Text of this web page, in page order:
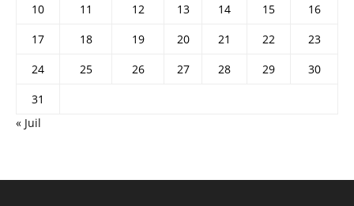
10
11 12 13 14 15
16
17
18 19 20 21 22
23
24
25 26 27 28 29
30
31
« Juil